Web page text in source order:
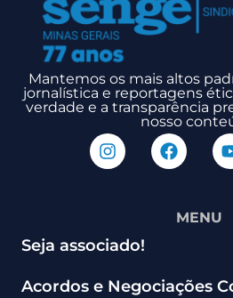
Mantemos os mais altos
jornalística e reportagens
verdade e a transparência
nosso
MENU
Seja associado!
Acordos e Negociações